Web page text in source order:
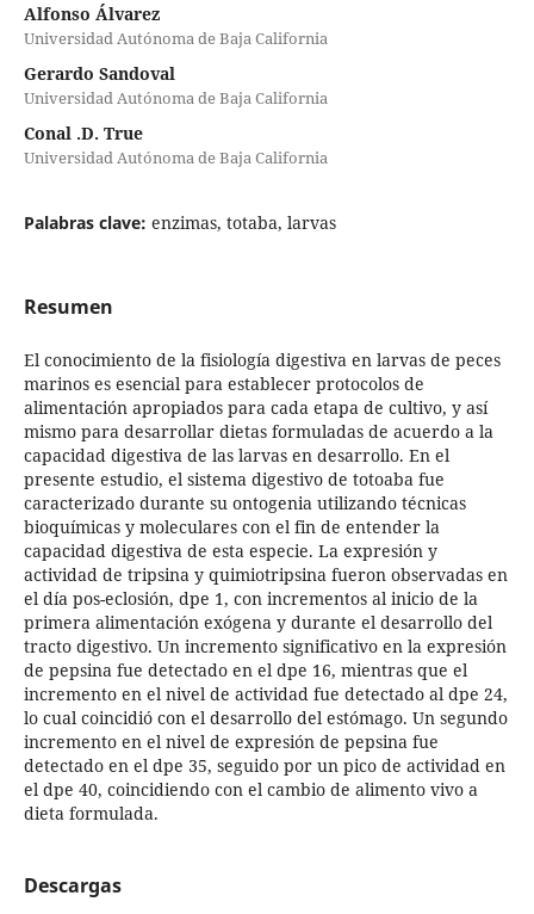
Alfonso Álvarez
Universidad Autónoma de Baja California
Gerardo Sandoval
Universidad Autónoma de Baja California
Conal .D. True
Universidad Autónoma de Baja California
Palabras clave: enzimas, totaba, larvas
Resumen
El conocimiento de la fisiología digestiva en larvas de peces
marinos es esencial para establecer protocolos de
alimentación apropiados para cada etapa de cultivo, y así
mismo para desarrollar dietas formuladas de acuerdo a la
capacidad digestiva de las larvas en desarrollo. En el
presente estudio, el sistema digestivo de totoaba fue
caracterizado durante su ontogenia utilizando técnicas
bioquímicas y moleculares con el fin de entender la
capacidad digestiva de esta especie. La expresión y
actividad de tripsina y quimiotripsina fueron observadas en
el día pos-eclosión, dpe 1, con incrementos al inicio de la
primera alimentación exógena y durante el desarrollo del
tracto digestivo. Un incremento significativo en la expresión
de pepsina fue detectado en el dpe 16, mientras que el
incremento en el nivel de actividad fue detectado al dpe 24,
lo cual coincidió con el desarrollo del estómago. Un segundo
incremento en el nivel de expresión de pepsina fue
detectado en el dpe 35, seguido por un pico de actividad en
el dpe 40, coincidiendo con el cambio de alimento vivo a
dieta formulada.
Descargas